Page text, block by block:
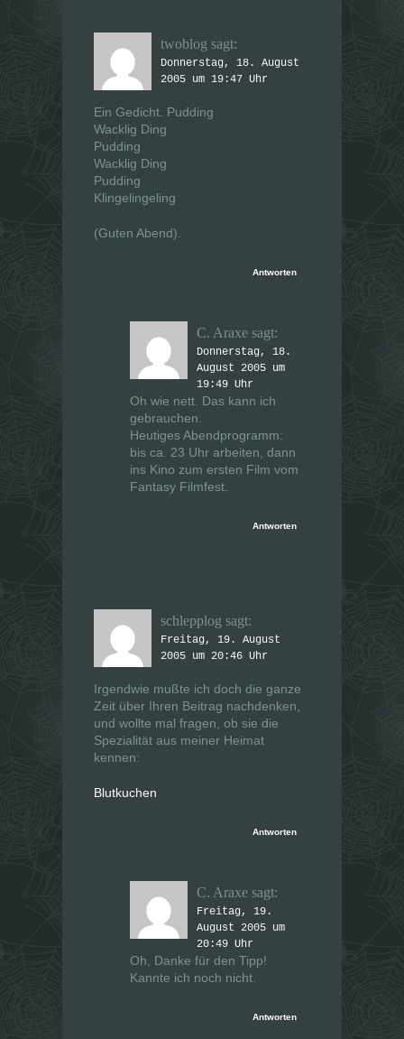
twoblog sagt:
Donnerstag, 18. August
2005 um 19:47 Uhr
Ein Gedicht. Pudding
Wacklig Ding
Pudding
Wacklig Ding
Pudding
Klingelingeling
(Guten Abend).
Antworten
C. Araxe sagt:
Donnerstag, 18.
August 2005 um
19:49 Uhr
Oh wie nett. Das kann ich
gebrauchen.
Heutiges Abendprogramm:
bis ca. 23 Uhr arbeiten, dann
ins Kino zum ersten Film vom
Fantasy Filmfest.
Antworten
schlepplog sagt:
Freitag, 19. August
2005 um 20:46 Uhr
Irgendwie mußte ich doch die ganze
Zeit über Ihren Beitrag nachdenken,
und wollte mal fragen, ob sie die
Spezialität aus meiner Heimat
kennen:
Blutkuchen
Antworten
C. Araxe sagt:
Freitag, 19.
August 2005 um
20:49 Uhr
Oh, Danke für den Tipp!
Kannte ich noch nicht.
Antworten